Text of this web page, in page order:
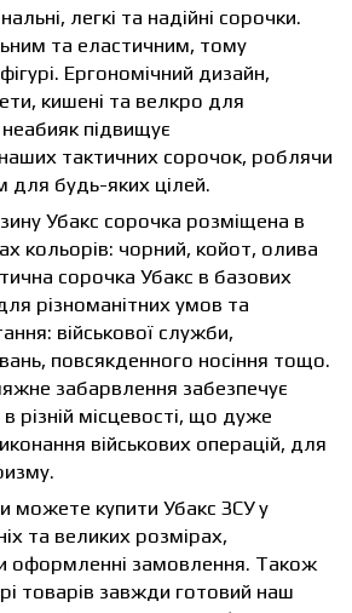
легкі та надійні сорочки.
та еластичним, тому
Ергономічний дизайн,
кишені та велкро для
підвищує
наших тактичних сорочок, роблячи
для будь-яких цілей.
Убакс сорочка розміщена в
кольорів: чорний, койот, олива
сорочка Убакс в базових
різноманітних умов та
військової служби,
повсякденного носіння тощо.
забарвлення забезпечує
різній місцевості, що дуже
військових операцій, для
можете купити Убакс ЗСУ у
та великих розмірах,
оформленні замовлення. Також
товарів завжди готовий наш